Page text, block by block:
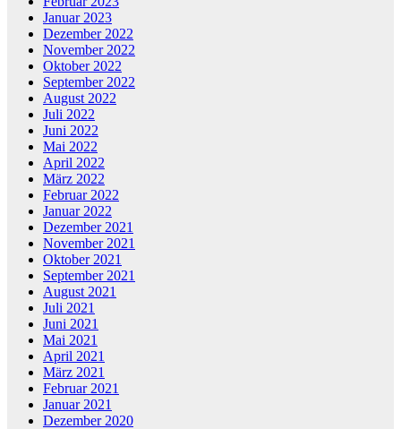
Januar 2023
Dezember 2022
November 2022
Oktober 2022
September 2022
August 2022
Juli 2022
Juni 2022
Mai 2022
April 2022
März 2022
Februar 2022
Januar 2022
Dezember 2021
November 2021
Oktober 2021
September 2021
August 2021
Juli 2021
Juni 2021
Mai 2021
April 2021
März 2021
Februar 2021
Januar 2021
Dezember 2020